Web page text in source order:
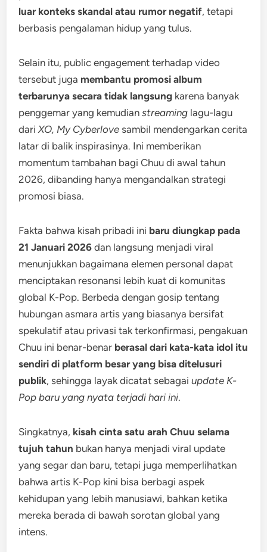
luar konteks skandal atau rumor negatif, tetapi
berbasis pengalaman hidup yang tulus.
Selain itu, public engagement terhadap video
tersebut juga membantu promosi album
terbarunya secara tidak langsung karena banyak
penggemar yang kemudianstreaming lagu-lagu
dariXO, My Cyberlove sambil mendengarkan cerita
latar di balik inspirasinya. Ini memberikan
momentum tambahan bagi Chuu di awal tahun
2026, dibanding hanya mengandalkan strategi
promosi biasa.
Fakta bahwa kisah pribadi ini baru diungkap pada
21 Januari 2026 dan langsung menjadi viral
menunjukkan bagaimana elemen personal dapat
menciptakan resonansi lebih kuat di komunitas
global K-Pop. Berbeda dengan gosip tentang
hubungan asmara artis yang biasanya bersifat
spekulatif atau privasi tak terkonfirmasi, pengakuan
Chuu ini benar-benar berasal dari kata-kata idol itu
sendiri di platform besar yang bisa ditelusuri
publik, sehingga layak dicatat sebagaiupdate K-
Pop baru yang nyata terjadi hari ini.
Singkatnya, kisah cinta satu arah Chuu selama
tujuh tahun bukan hanya menjadi viral update
yang segar dan baru, tetapi juga memperlihatkan
bahwa artis K-Pop kini bisa berbagi aspek
kehidupan yang lebih manusiawi, bahkan ketika
mereka berada di bawah sorotan global yang
intens.